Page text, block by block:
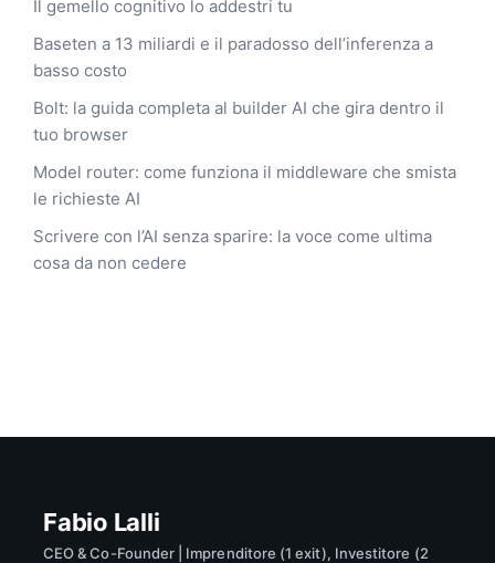
Il gemello cognitivo lo addestri tu
Baseten a 13 miliardi e il paradosso dell’inferenza a
basso costo
Bolt: la guida completa al builder AI che gira dentro il
tuo browser
Model router: come funziona il middleware che smista
le richieste AI
Scrivere con l’AI senza sparire: la voce come ultima
cosa da non cedere
Fabio Lalli
CEO & Co-Founder | Imprenditore (1 exit), Investitore (2